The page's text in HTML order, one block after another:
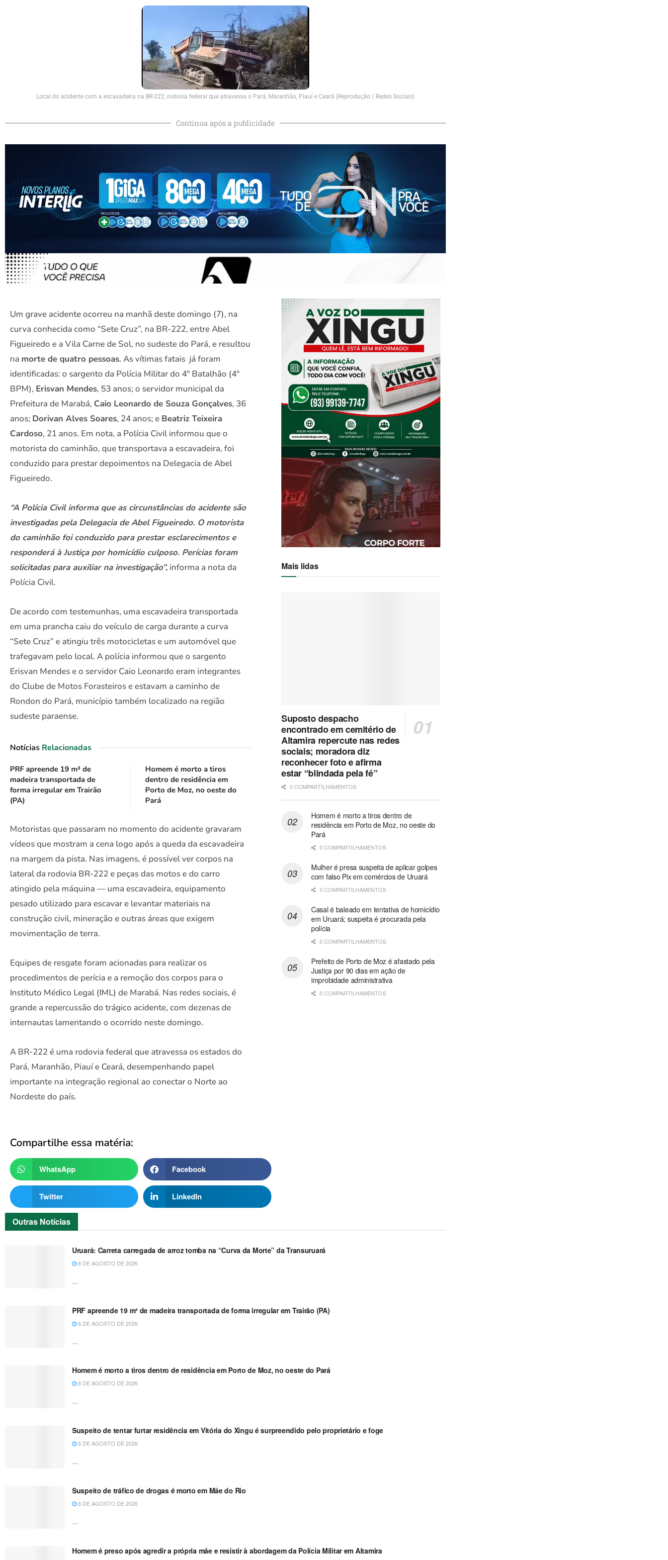
Local do acidente com a escavadeira na BR-222, rodovia federal que atravessa o Pará, Maranhão, Piauí e Ceará (Reprodução / Redes Sociais)
Continua após a publicidade
Um grave acidente ocorreu na manhã deste domingo (7), na
curva conhecida como “Sete Cruz”, na BR-222, entre Abel
Figueiredo e a Vila Carne de Sol, no sudeste do Pará, e resultou
na morte de quatro pessoas. As vítimas fatais já foram
identificadas: o sargento da Polícia Militar do 4º Batalhão (4º
BPM), Erisvan Mendes, 53 anos; o servidor municipal da
Prefeitura de Marabá, Caio Leonardo de Souza Gonçalves, 36
anos; Dorivan Alves Soares, 24 anos; e Beatriz Teixeira
Cardoso, 21 anos. Em nota, a Polícia Civil informou que o
motorista do caminhão, que transportava a escavadeira, foi
conduzido para prestar depoimentos na Delegacia de Abel
Figueiredo.
“A Polícia Civil informa que as circunstâncias do acidente são
investigadas pela Delegacia de Abel Figueiredo. O motorista
do caminhão foi conduzido para prestar esclarecimentos e
responderá à Justiça por homicídio culposo. Perícias foram
solicitadas para auxiliar na investigação”, informa a nota da
Polícia Civil.
De acordo com testemunhas, uma escavadeira transportada
em uma prancha caiu do veículo de carga durante a curva
“Sete Cruz” e atingiu três motocicletas e um automóvel que
trafegavam pelo local. A polícia informou que o sargento
Erisvan Mendes e o servidor Caio Leonardo eram integrantes
do Clube de Motos Forasteiros e estavam a caminho de
Rondon do Pará, município também localizado na região
sudeste paraense.
Notícias Relacionadas
PRF apreende 19 m³ de
madeira transportada de
forma irregular em Trairão
(PA)
Homem é morto a tiros
dentro de residência em
Porto de Moz, no oeste do
Pará
Motoristas que passaram no momento do acidente gravaram
vídeos que mostram a cena logo após a queda da escavadeira
na margem da pista. Nas imagens, é possível ver corpos na
lateral da rodovia BR-222 e peças das motos e do carro
atingido pela máquina — uma escavadeira, equipamento
pesado utilizado para escavar e levantar materiais na
construção civil, mineração e outras áreas que exigem
movimentação de terra.
Equipes de resgate foram acionadas para realizar os
procedimentos de perícia e a remoção dos corpos para o
Instituto Médico Legal (IML) de Marabá. Nas redes sociais, é
grande a repercussão do trágico acidente, com dezenas de
internautas lamentando o ocorrido neste domingo.
A BR-222 é uma rodovia federal que atravessa os estados do
Pará, Maranhão, Piauí e Ceará, desempenhando papel
importante na integração regional ao conectar o Norte ao
Nordeste do país.
Compartilhe essa matéria:
WhatsApp Facebook
Twitter LinkedIn
Mais lidas
Suposto despacho
encontrado em cemitério de
Altamira repercute nas redes
sociais; moradora diz
reconhecer foto e afirma
estar “blindada pela fé”
0 COMPARTILHAMENTOS
Homem é morto a tiros dentro de
residência em Porto de Moz, no oeste do
Pará
0 COMPARTILHAMENTOS
Mulher é presa suspeita de aplicar golpes
com falso Pix em comércios de Uruará
0 COMPARTILHAMENTOS
Casal é baleado em tentativa de homicídio
em Uruará; suspeita é procurada pela
polícia
0 COMPARTILHAMENTOS
Prefeito de Porto de Moz é afastado pela
Justiça por 90 dias em ação de
improbidade administrativa
0 COMPARTILHAMENTOS
Outras Notícias
Uruará: Carreta carregada de arroz tomba na “Curva da Morte” da Transuruará
6 DE AGOSTO DE 2026
...
PRF apreende 19 m³ de madeira transportada de forma irregular em Trairão (PA)
6 DE AGOSTO DE 2026
...
Homem é morto a tiros dentro de residência em Porto de Moz, no oeste do Pará
6 DE AGOSTO DE 2026
...
Suspeito de tentar furtar residência em Vitória do Xingu é surpreendido pelo proprietário e foge
6 DE AGOSTO DE 2026
...
Suspeito de tráfico de drogas é morto em Mãe do Rio
6 DE AGOSTO DE 2026
...
Homem é preso após agredir a própria mãe e resistir à abordagem da Polícia Militar em Altamira